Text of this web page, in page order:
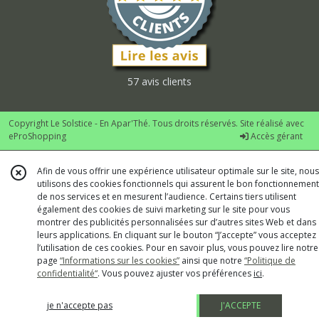
57 avis clients
Copyright Le Solstice - En Apar'Thé. Tous droits réservés. Site réalisé avec
eProShopping
Accès gérant
Afin de vous offrir une expérience utilisateur optimale sur le site, nous
utilisons des cookies fonctionnels qui assurent le bon fonctionnement
de nos services et en mesurent l’audience. Certains tiers utilisent
également des cookies de suivi marketing sur le site pour vous
montrer des publicités personnalisées sur d’autres sites Web et dans
leurs applications. En cliquant sur le bouton “J’accepte” vous acceptez
l’utilisation de ces cookies. Pour en savoir plus, vous pouvez lire notre
page “Informations sur les cookies” ainsi que notre “Politique de
confidentialité“. Vous pouvez ajuster vos préférences ici.
je n'accepte pas J'ACCEPTE